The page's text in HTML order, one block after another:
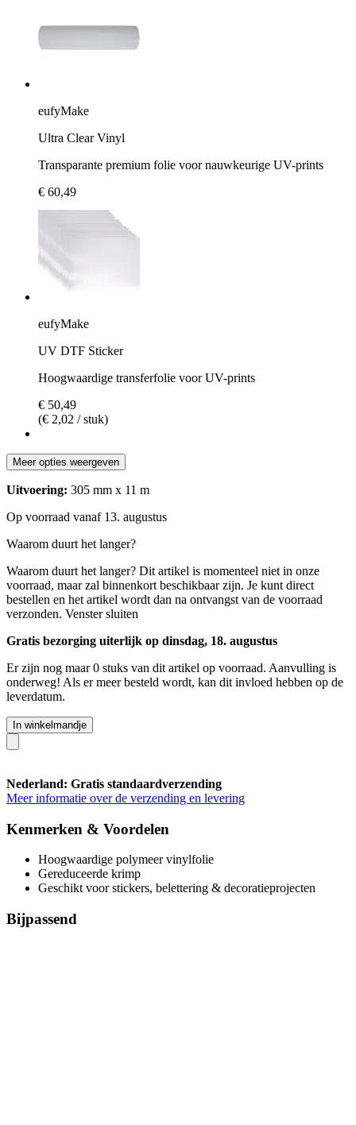
eufyMake
Ultra Clear Vinyl
Transparante premium folie voor nauwkeurige UV-prints
€ 60,49
eufyMake
UV DTF Sticker
Hoogwaardige transferfolie voor UV-prints
€ 50,49
(€ 2,02 / stuk)
Meer opties weergeven
Uitvoering: 305 mm x 11 m
Op voorraad vanaf 13. augustus
Waarom duurt het langer?
Waarom duurt het langer? Dit artikel is momenteel niet in onze
voorraad, maar zal binnenkort beschikbaar zijn. Je kunt direct
bestellen en het artikel wordt dan na ontvangst van de voorraad
verzonden. Venster sluiten
Gratis bezorging uiterlijk op dinsdag, 18. augustus
Er zijn nog maar 0 stuks van dit artikel op voorraad. Aanvulling is
onderweg! Als er meer besteld wordt, kan dit invloed hebben op de
leverdatum.
In winkelmandje
Nederland: Gratis standaardverzending
Meer informatie over de verzending en levering
Kenmerken & Voordelen
Hoogwaardige polymeer vinylfolie
Gereduceerde krimp
Geschikt voor stickers, belettering & decoratieprojecten
Bijpassend